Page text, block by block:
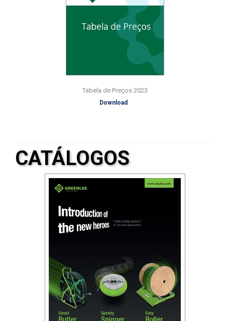
Tabela de Preços 2023
Download
CATÁLOGOS